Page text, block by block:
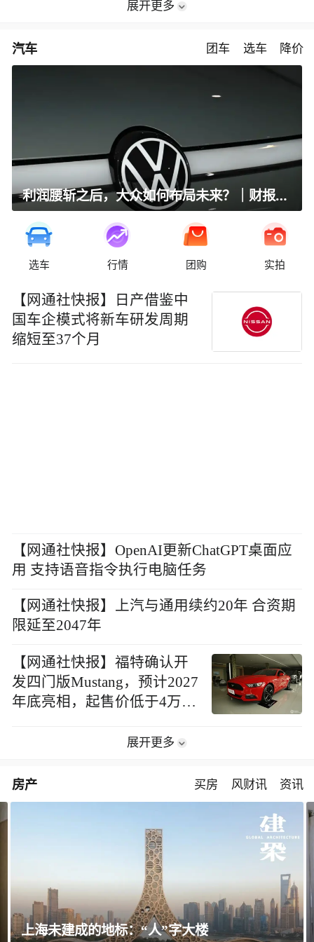
展开更多
汽车 团车 选车 降价
利润腰斩之后，大众如何布局未来？｜财报全视角
选车 行情 团购 实拍
【网通社快报】日产借鉴中
国车企模式将新车研发周期
缩短至37个月
【网通社快报】OpenAI更新ChatGPT桌面应
用 支持语音指令执行电脑任务
【网通社快报】上汽与通用续约20年 合资期
限延至2047年
【网通社快报】福特确认开
发四门版Mustang，预计2027
年底亮相，起售价低于4万美
展开更多
房产 买房 风财讯 资讯
上海未建成的地标：“人”字大楼